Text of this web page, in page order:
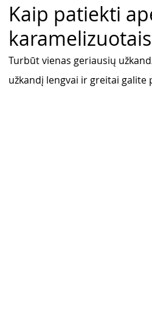
Kaip patiekti
Turbūt vienas geriausių
užkandį lengvai ir greitai galite